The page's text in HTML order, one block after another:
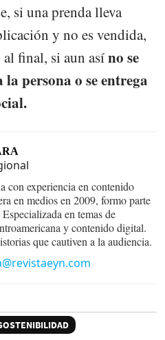
si una prenda lleva
y no es vendida,
al final, si aun asíno se
la persona o se entrega
con experiencia en contenido
en medios en 2009, formo parte
en temas de
y contenido digital.
que cautiven a la audiencia.